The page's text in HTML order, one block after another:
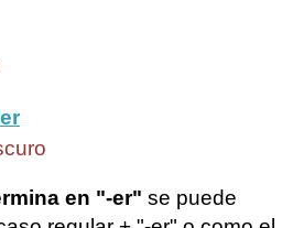
ler
en "-er" se puede